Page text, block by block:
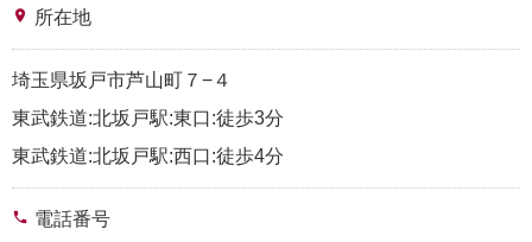
place 所在地
埼玉県坂戸市芦山町７−４
東武鉄道:北坂戸駅:東口:徒歩3分
東武鉄道:北坂戸駅:西口:徒歩4分
phone 電話番号